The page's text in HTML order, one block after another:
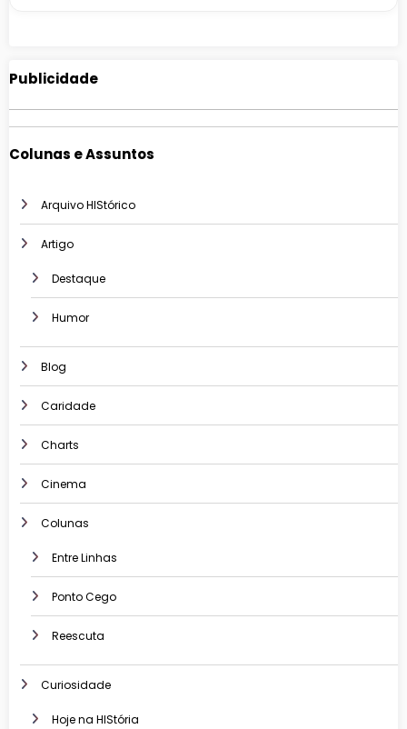
Publicidade
Colunas e Assuntos
Arquivo HIStórico
Artigo
Destaque
Humor
Blog
Caridade
Charts
Cinema
Colunas
Entre Linhas
Ponto Cego
Reescuta
Curiosidade
Hoje na HIStória